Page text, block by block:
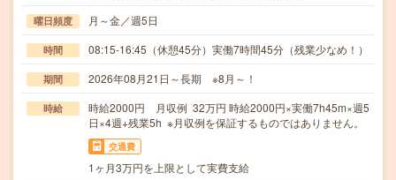
曜日頻度 月～金／週5日
時間 08:15-16:45（休憩45分）実働7時間45分（残業少なめ！）
期間 2026年08月21日～長期 ※8月～！
時給
時給2000円 月収例 32万円 時給2000円×実働7h45m×週5
日×4週+残業5h ※月収例を保証するものではありません。
交通費
1ヶ月3万円を上限として実費支給